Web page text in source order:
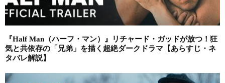
『Half Man（ハーフ・マン）』リチャード・ガッドが放つ！狂
気と共依存の「兄弟」を描く超絶ダークドラマ【あらすじ・ネ
タバレ解説】